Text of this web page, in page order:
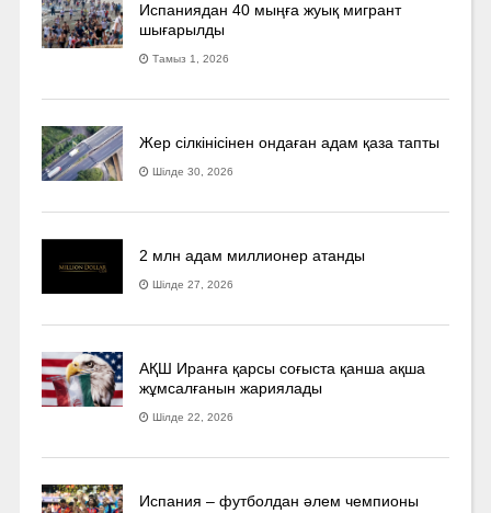
Испаниядан 40 мыңға жуық мигрант
шығарылды
Тамыз 1, 2026
Жер сілкінісінен ондаған адам қаза тапты
Шілде 30, 2026
2 млн адам миллионер атанды
Шілде 27, 2026
АҚШ Иранға қарсы соғыста қанша ақша
жұмсалғанын жариялады
Шілде 22, 2026
Испания – футболдан әлем чемпионы